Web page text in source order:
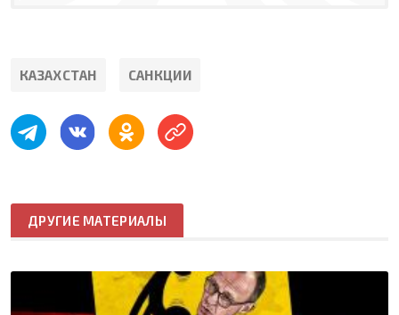
КАЗАХСТАН САНКЦИИ
ДРУГИЕ МАТЕРИАЛЫ